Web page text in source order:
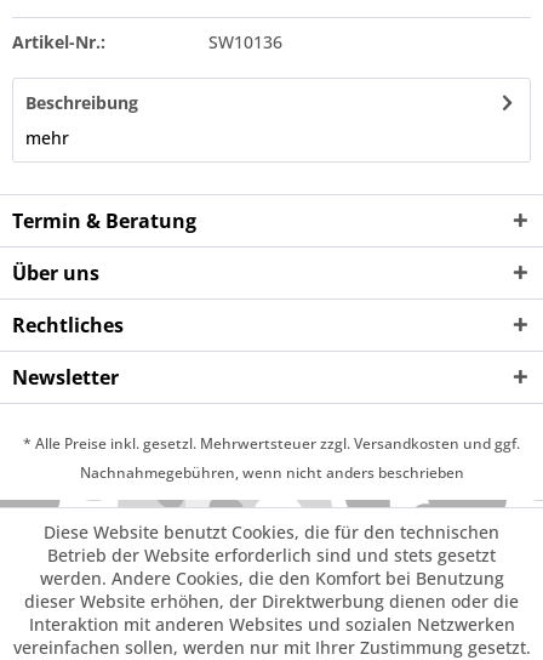
Artikel-Nr.: SW10136
Beschreibung
mehr
Termin & Beratung
Über uns
Rechtliches
Newsletter
* Alle Preise inkl. gesetzl. Mehrwertsteuer zzgl. Versandkosten und ggf.
Nachnahmegebühren, wenn nicht anders beschrieben
Diese Website benutzt Cookies, die für den technischen
Betrieb der Website erforderlich sind und stets gesetzt
werden. Andere Cookies, die den Komfort bei Benutzung
dieser Website erhöhen, der Direktwerbung dienen oder die
Interaktion mit anderen Websites und sozialen Netzwerken
vereinfachen sollen, werden nur mit Ihrer Zustimmung gesetzt.